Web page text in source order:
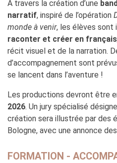
À travers la création d’une
narratif, inspiré de l’opération
monde à venir, les élèves sont
raconter et créer en français
récit visuel et de la narration.
d’accompagnement sont
se lancent dans l’aventure !
Les productions devront être
2026. Un jury spécialisé
création sera illustrée par des
Bologne, avec une annonce
FORMATION -